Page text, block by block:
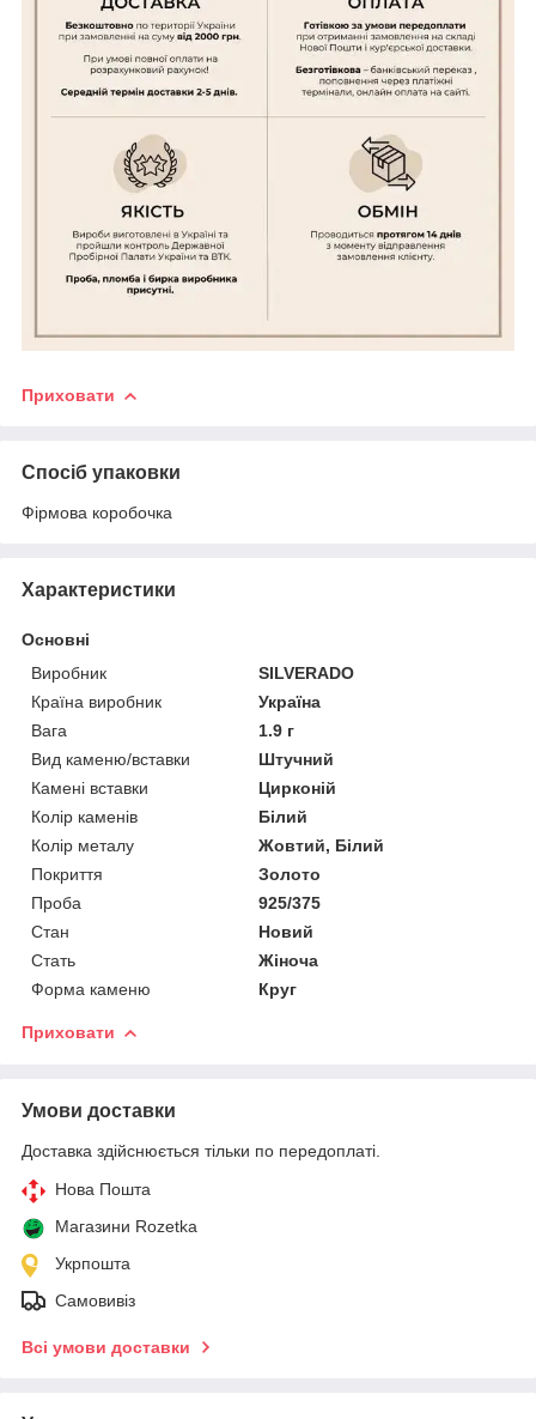
Приховати
Спосіб упаковки
Фірмова коробочка
Характеристики
Основні
Виробник
SILVERADO
Країна виробник
Україна
Вага
1.9 г
Вид каменю/вставки
Штучний
Камені вставки
Цирконій
Колір каменів
Білий
Колір металу
Жовтий, Білий
Покриття
Золото
Проба
925/375
Стан
Новий
Стать
Жіноча
Форма каменю
Круг
Приховати
Умови доставки
Доставка здійснюється тільки по передоплаті.
Нова Пошта
Магазини Rozetka
Укрпошта
Самовивіз
Всі умови доставки